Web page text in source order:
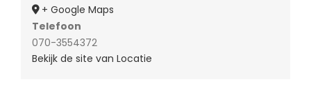
+ Google Maps
Telefoon
070-3554372
Bekijk de site van Locatie